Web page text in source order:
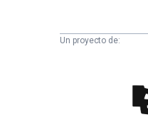
Un proyecto de:
Científica